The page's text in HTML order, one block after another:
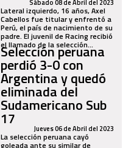
Sábado 08 de Abril del 2023
Lateral izquierdo, 16 años, Axel
Cabellos fue titular y enfrentó a
Perú, el país de nacimiento de su
padre. El juvenil de Racing recibió
el llamado de la selección...
Selección peruana
perdió 3-0 con
Argentina y quedó
eliminada del
Sudamericano Sub
17 Jueves 06 de Abril del 2023
La selección peruana cayó
goleada ante su similar de